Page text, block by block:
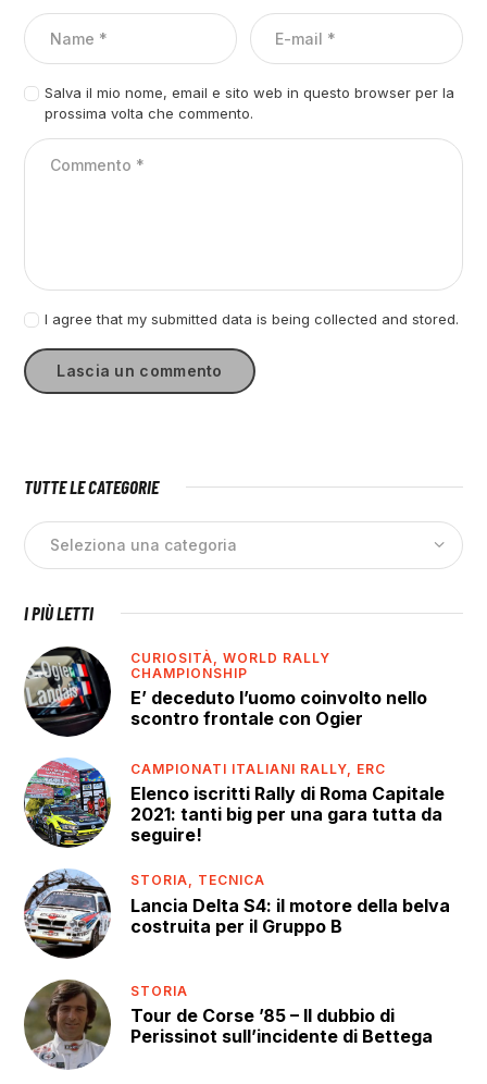
Salva il mio nome, email e sito web in questo browser per la
prossima volta che commento.
I agree that my submitted data is being collected and stored.
TUTTE LE CATEGORIE
I PIÙ LETTI
CURIOSITÀ,WORLD RALLY
CHAMPIONSHIP
E’ deceduto l’uomo coinvolto nello
scontro frontale con Ogier
CAMPIONATI ITALIANI RALLY, ERC
Elenco iscritti Rally di Roma Capitale
2021: tanti big per una gara tutta da
seguire!
STORIA, TECNICA
Lancia Delta S4: il motore della belva
costruita per il Gruppo B
STORIA
Tour de Corse ’85 – Il dubbio di
Perissinot sull’incidente di Bettega